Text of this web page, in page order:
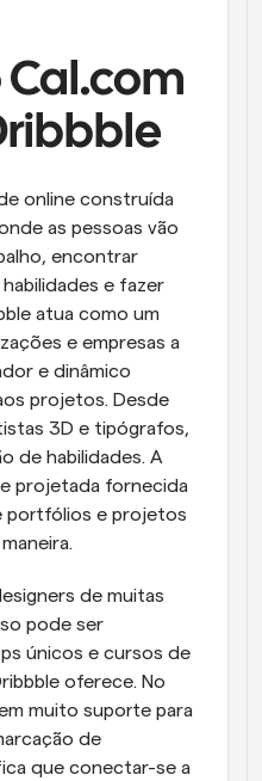
com chamadas
e lembretes
as últimas notícias e
minutos
fluida com várias pessoas
algo acontecer
Cal.com
online construída
as pessoas vão
encontrar
e fazer
atua como um
e empresas a
e dinâmico
projetos. Desde
3D e tipógrafos,
de habilidades. A
projetada fornecida
portfólios e projetos
de muitas
pode ser
únicos e cursos de
oferece. No
muito suporte para
de
que conectar-se a